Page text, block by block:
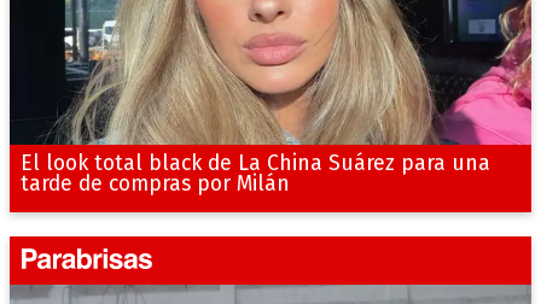
El look total black de La China Suárez para una
tarde de compras por Milán